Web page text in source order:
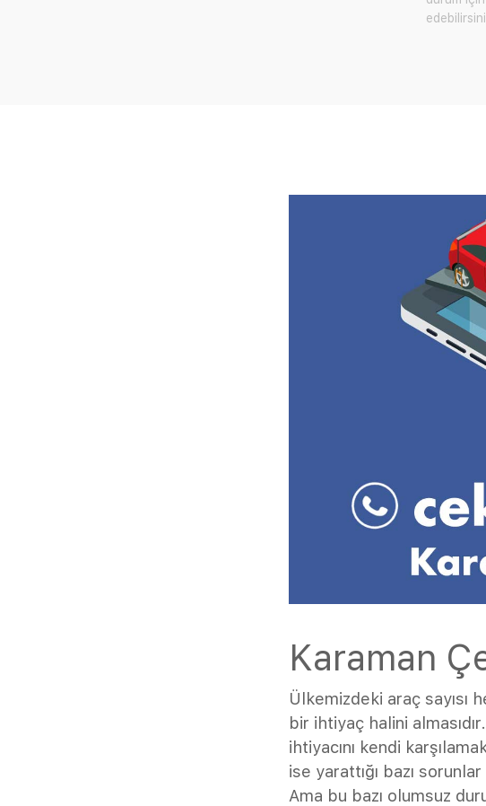
Karaman
Ülkemizdeki araç sayısı
bir ihtiyaç halini
ihtiyacını kendi
ise yarattığı bazı
Ama bu bazı olumsuz